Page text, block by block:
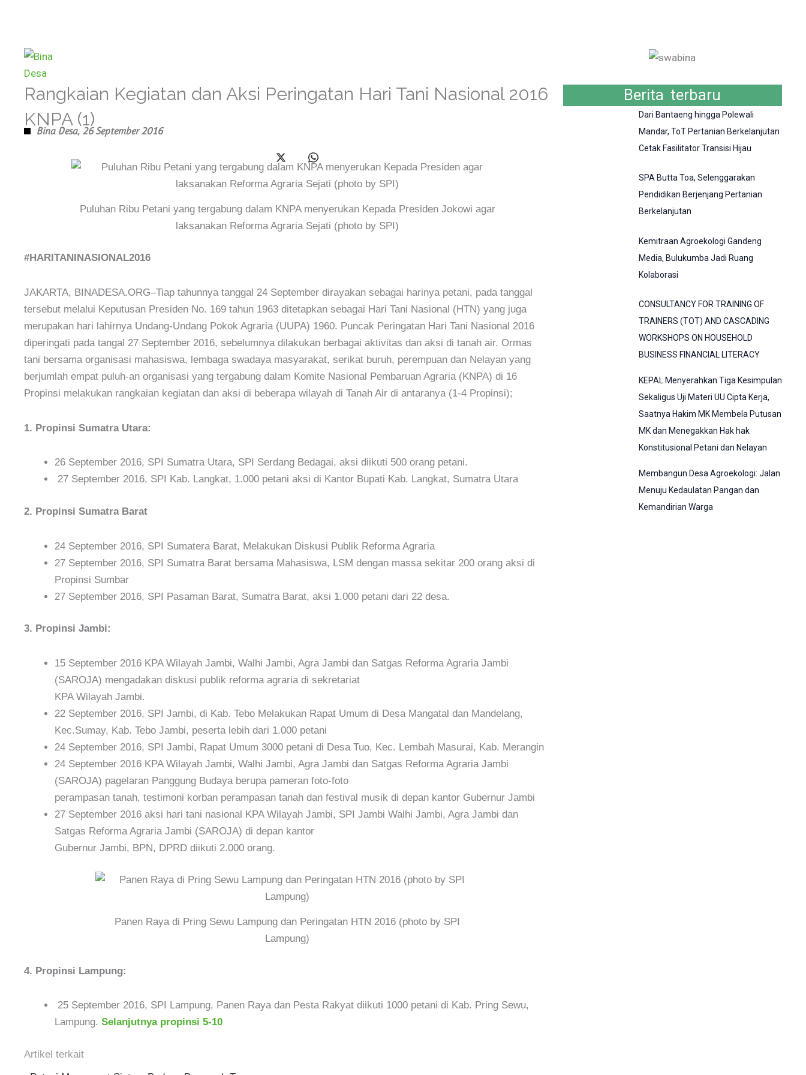
Rangkaian Kegiatan dan Aksi Peringatan Hari Tani Nasional 2016
KNPA (1)
Bina Desa, 26 September 2016
Puluhan Ribu Petani yang tergabung dalam KNPA menyerukan Kepada Presiden Jokowi agar
laksanakan Reforma Agraria Sejati (photo by SPI)
#HARITANINASIONAL2016
JAKARTA, BINADESA.ORG–Tiap tahunnya tanggal 24 September dirayakan sebagai harinya petani, pada tanggal
tersebut melalui Keputusan Presiden No. 169 tahun 1963 ditetapkan sebagai Hari Tani Nasional (HTN) yang juga
merupakan hari lahirnya Undang-Undang Pokok Agraria (UUPA) 1960. Puncak Peringatan Hari Tani Nasional 2016
diperingati pada tangal 27 September 2016, sebelumnya dilakukan berbagai aktivitas dan aksi di tanah air. Ormas
tani bersama organisasi mahasiswa, lembaga swadaya masyarakat, serikat buruh, perempuan dan Nelayan yang
berjumlah empat puluh-an organisasi yang tergabung dalam Komite Nasional Pembaruan Agraria (KNPA) di 16
Propinsi melakukan rangkaian kegiatan dan aksi di beberapa wilayah di Tanah Air di antaranya (1-4 Propinsi);
1. Propinsi Sumatra Utara:
26 September 2016, SPI Sumatra Utara, SPI Serdang Bedagai, aksi diikuti 500 orang petani.
27 September 2016, SPI Kab. Langkat, 1.000 petani aksi di Kantor Bupati Kab. Langkat, Sumatra Utara
2. Propinsi Sumatra Barat
24 September 2016, SPI Sumatera Barat, Melakukan Diskusi Publik Reforma Agraria
27 September 2016, SPI Sumatra Barat bersama Mahasiswa, LSM dengan massa sekitar 200 orang aksi di
Propinsi Sumbar
27 September 2016, SPI Pasaman Barat, Sumatra Barat, aksi 1.000 petani dari 22 desa.
3. Propinsi Jambi:
15 September 2016 KPA Wilayah Jambi, Walhi Jambi, Agra Jambi dan Satgas Reforma Agraria Jambi
(SAROJA) mengadakan diskusi publik reforma agraria di sekretariat
KPA Wilayah Jambi.
22 September 2016, SPI Jambi, di Kab. Tebo Melakukan Rapat Umum di Desa Mangatal dan Mandelang,
Kec.Sumay, Kab. Tebo Jambi, peserta lebih dari 1.000 petani
24 September 2016, SPI Jambi, Rapat Umum 3000 petani di Desa Tuo, Kec. Lembah Masurai, Kab. Merangin
24 September 2016 KPA Wilayah Jambi, Walhi Jambi, Agra Jambi dan Satgas Reforma Agraria Jambi
(SAROJA) pagelaran Panggung Budaya berupa pameran foto-foto
perampasan tanah, testimoni korban perampasan tanah dan festival musik di depan kantor Gubernur Jambi
27 September 2016 aksi hari tani nasional KPA Wilayah Jambi, SPI Jambi Walhi Jambi, Agra Jambi dan
Satgas Reforma Agraria Jambi (SAROJA) di depan kantor
Gubernur Jambi, BPN, DPRD diikuti 2.000 orang.
Panen Raya di Pring Sewu Lampung dan Peringatan HTN 2016 (photo by SPI
Lampung)
4. Propinsi Lampung:
25 September 2016, SPI Lampung, Panen Raya dan Pesta Rakyat diikuti 1000 petani di Kab. Pring Sewu,
Lampung. Selanjutnya propinsi 5-10
Artikel terkait
Berita terbaru
Dari Bantaeng hingga Polewali
Mandar, ToT Pertanian Berkelanjutan
Cetak Fasilitator Transisi Hijau
SPA Butta Toa, Selenggarakan
Pendidikan Berjenjang Pertanian
Berkelanjutan
Kemitraan Agroekologi Gandeng
Media, Bulukumba Jadi Ruang
Kolaborasi
CONSULTANCY FOR TRAINING OF
TRAINERS (TOT) AND CASCADING
WORKSHOPS ON HOUSEHOLD
BUSINESS FINANCIAL LITERACY
KEPAL Menyerahkan Tiga Kesimpulan
Sekaligus Uji Materi UU Cipta Kerja,
Saatnya Hakim MK Membela Putusan
MK dan Menegakkan Hak hak
Konstitusional Petani dan Nelayan
Membangun Desa Agroekologi: Jalan
Menuju Kedaulatan Pangan dan
Kemandirian Warga